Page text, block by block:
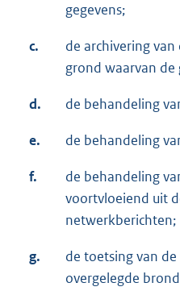
gegevens;
c.
de archivering
grond waarvan de
d. de behandeling
e. de behandeling
f.
de behandeling
voortvloeiend uit
netwerkberichten;
g.
de toetsing van
overgelegde